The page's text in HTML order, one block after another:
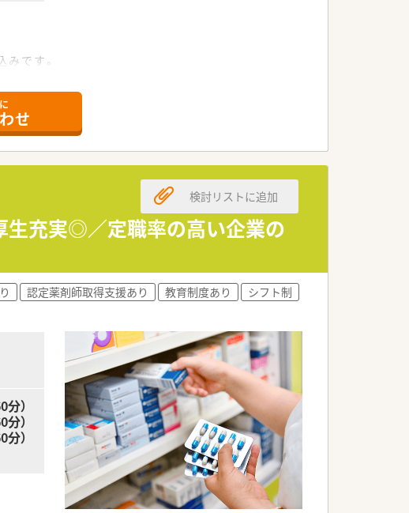
です。
します。
方に向いています。
します。
ています。
もできます。
は抜群です。
ます。
す。
せ
生充実◎／定職率の高い企業の
検討リストに追加
認定薬剤師取得支援あり 教育制度あり
シフト制
）
）
）